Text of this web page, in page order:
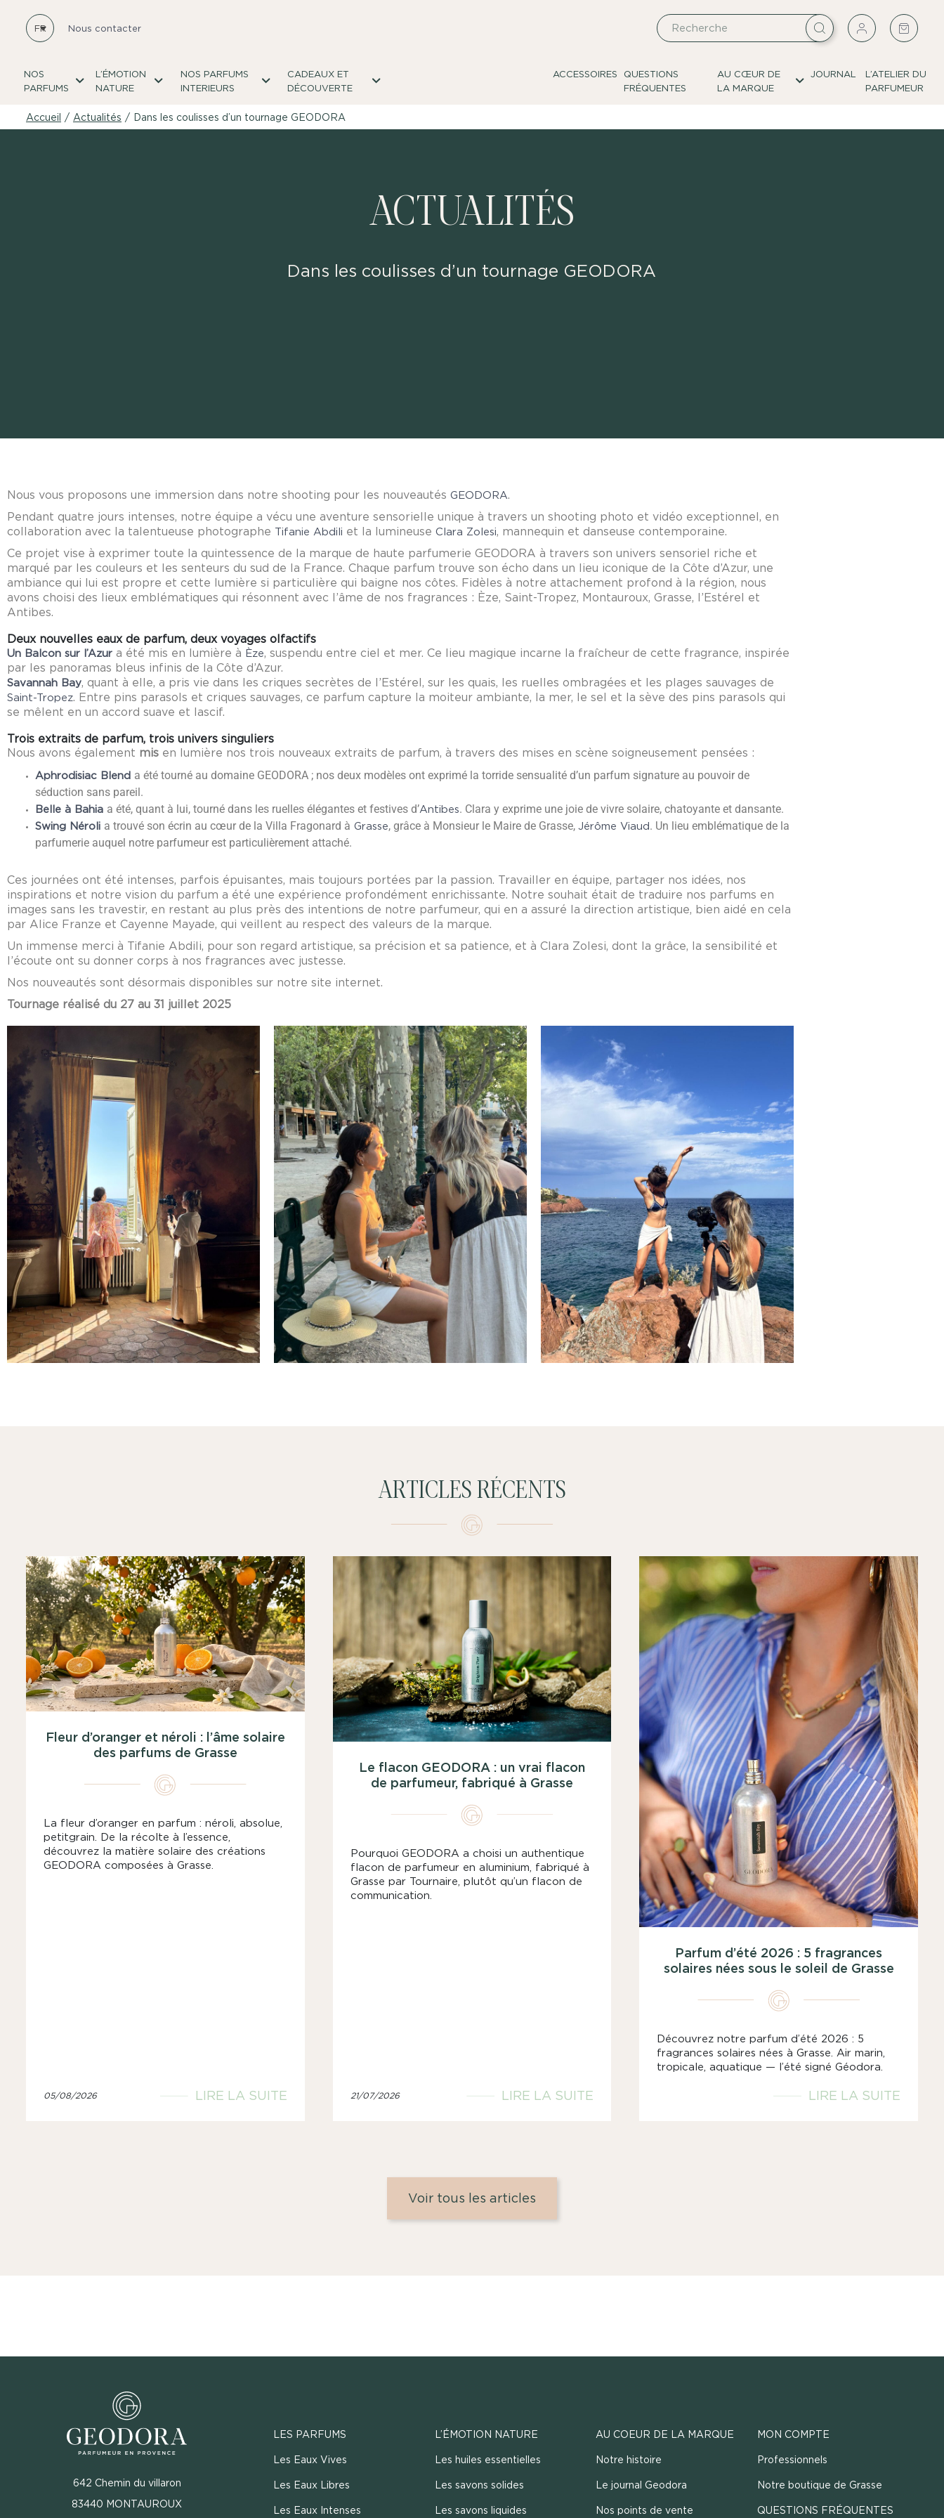
FR Nous contacter
NOS
PARFUMS
L’ÉMOTION
NATURE
NOS PARFUMS
INTERIEURS
CADEAUX ET
DÉCOUVERTE
ACCESSOIRES
QUESTIONS
FRÉQUENTES
AU CŒUR DE
LA MARQUE
JOURNAL
L’ATELIER DU
PARFUMEUR
Accueil / Actualités / Dans les coulisses d’un tournage GEODORA
ACTUALITÉS
Dans les coulisses d’un tournage GEODORA
Nous vous proposons une immersion dans notre shooting pour les nouveautés GEODORA.
Pendant quatre jours intenses, notre équipe a vécu une aventure sensorielle unique à travers un shooting photo et vidéo exceptionnel, en
collaboration avec la talentueuse photographe Tifanie Abdili et la lumineuse Clara Zolesi, mannequin et danseuse contemporaine.
Ce projet vise à exprimer toute la quintessence de la marque de haute parfumerie GEODORA à travers son univers sensoriel riche et
marqué par les couleurs et les senteurs du sud de la France. Chaque parfum trouve son écho dans un lieu iconique de la Côte d’Azur, une
ambiance qui lui est propre et cette lumière si particulière qui baigne nos côtes. Fidèles à notre attachement profond à la région, nous
avons choisi des lieux emblématiques qui résonnent avec l’âme de nos fragrances : Èze, Saint-Tropez, Montauroux, Grasse, l’Estérel et
Antibes.
Deux nouvelles eaux de parfum, deux voyages olfactifs
Un Balcon sur l’Azur a été mis en lumière à Èze, suspendu entre ciel et mer. Ce lieu magique incarne la fraîcheur de cette fragrance, inspirée
par les panoramas bleus infinis de la Côte d’Azur.
Savannah Bay, quant à elle, a pris vie dans les criques secrètes de l’Estérel, sur les quais, les ruelles ombragées et les plages sauvages de
Saint-Tropez. Entre pins parasols et criques sauvages, ce parfum capture la moiteur ambiante, la mer, le sel et la sève des pins parasols qui
se mêlent en un accord suave et lascif.
Trois extraits de parfum, trois univers singuliers
Nous avons également mis en lumière nos trois nouveaux extraits de parfum, à travers des mises en scène soigneusement pensées :
Aphrodisiac Blend a été tourné au domaine GEODORA ; nos deux modèles ont exprimé la torride sensualité d’un parfum signature au pouvoir de
séduction sans pareil.
Belle à Bahia a été, quant à lui, tourné dans les ruelles élégantes et festives d’Antibes. Clara y exprime une joie de vivre solaire, chatoyante et dansante.
Swing Néroli a trouvé son écrin au cœur de la Villa Fragonard à Grasse, grâce à Monsieur le Maire de Grasse, Jérôme Viaud. Un lieu emblématique de la
parfumerie auquel notre parfumeur est particulièrement attaché.
Ces journées ont été intenses, parfois épuisantes, mais toujours portées par la passion. Travailler en équipe, partager nos idées, nos
inspirations et notre vision du parfum a été une expérience profondément enrichissante. Notre souhait était de traduire nos parfums en
images sans les travestir, en restant au plus près des intentions de notre parfumeur, qui en a assuré la direction artistique, bien aidé en cela
par Alice Franze et Cayenne Mayade, qui veillent au respect des valeurs de la marque.
Un immense merci à Tifanie Abdili, pour son regard artistique, sa précision et sa patience, et à Clara Zolesi, dont la grâce, la sensibilité et
l’écoute ont su donner corps à nos fragrances avec justesse.
Nos nouveautés sont désormais disponibles sur notre site internet.
Tournage réalisé du 27 au 31 juillet 2025
ARTICLES RÉCENTS
Fleur d’oranger et néroli : l’âme solaire
des parfums de Grasse
La fleur d’oranger en parfum : néroli, absolue,
petitgrain. De la récolte à l’essence,
découvrez la matière solaire des créations
GEODORA composées à Grasse.
05/08/2026 LIRE LA SUITE
Le flacon GEODORA : un vrai flacon
de parfumeur, fabriqué à Grasse
Pourquoi GEODORA a choisi un authentique
flacon de parfumeur en aluminium, fabriqué à
Grasse par Tournaire, plutôt qu’un flacon de
communication.
21/07/2026 LIRE LA SUITE
Parfum d’été 2026 : 5 fragrances
solaires nées sous le soleil de Grasse
Découvrez notre parfum d’été 2026 : 5
fragrances solaires nées à Grasse. Air marin,
tropicale, aquatique — l’été signé Géodora.
LIRE LA SUITE
Voir tous les articles
642 Chemin du villaron
83440 MONTAUROUX
LES PARFUMS
Les Eaux Vives
Les Eaux Libres
Les Eaux Intenses
L’ÉMOTION NATURE
Les huiles essentielles
Les savons solides
Les savons liquides
AU COEUR DE LA MARQUE
Notre histoire
Le journal Geodora
Nos points de vente
MON COMPTE
Professionnels
Notre boutique de Grasse
QUESTIONS FRÉQUENTES